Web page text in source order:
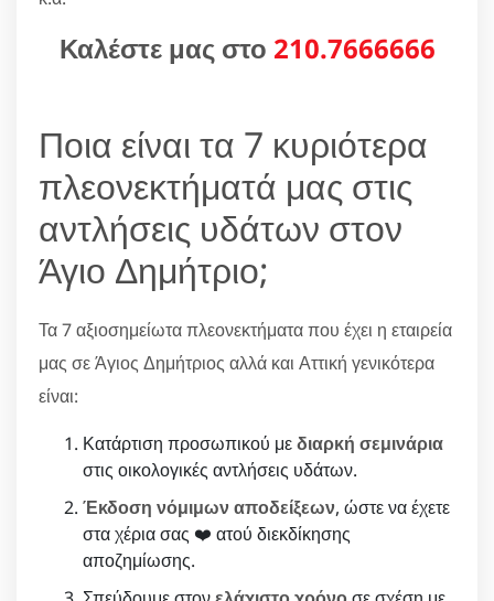
Καλέστε μας στο 210.7666666
Ποια είναι τα 7 κυριότερα
πλεονεκτήματά μας στις
αντλήσεις υδάτων στον
Άγιο Δημήτριο;
Τα 7 αξιοσημείωτα πλεονεκτήματα που έχει η εταιρεία
μας σε Άγιος Δημήτριος αλλά και Αττική γενικότερα
είναι:
Κατάρτιση προσωπικού μεδιαρκή σεμινάρια
στις οικολογικές αντλήσεις υδάτων.
Έκδοση νόμιμων αποδείξεων, ώστε να έχετε
στα χέρια σας ❤️ ατού διεκδίκησης
αποζημίωσης.